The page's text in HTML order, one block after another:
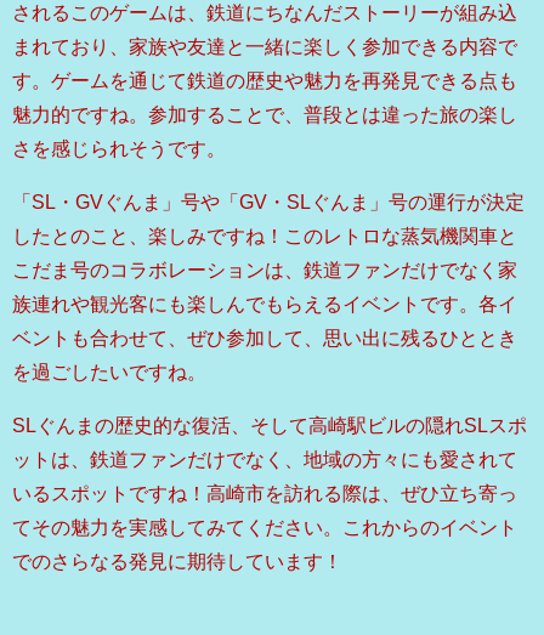
されるこのゲームは、鉄道にちなんだストーリーが組み込
まれており、家族や友達と一緒に楽しく参加できる内容で
す。ゲームを通じて鉄道の歴史や魅力を再発見できる点も
魅力的ですね。参加することで、普段とは違った旅の楽し
さを感じられそうです。
「SL・GVぐんま」号や「GV・SLぐんま」号の運行が決定
したとのこと、楽しみですね！このレトロな蒸気機関車と
こだま号のコラボレーションは、鉄道ファンだけでなく家
族連れや観光客にも楽しんでもらえるイベントです。各イ
ベントも合わせて、ぜひ参加して、思い出に残るひととき
を過ごしたいですね。
SLぐんまの歴史的な復活、そして高崎駅ビルの隠れSLスポ
ットは、鉄道ファンだけでなく、地域の方々にも愛されて
いるスポットですね！高崎市を訪れる際は、ぜひ立ち寄っ
てその魅力を実感してみてください。これからのイベント
でのさらなる発見に期待しています！